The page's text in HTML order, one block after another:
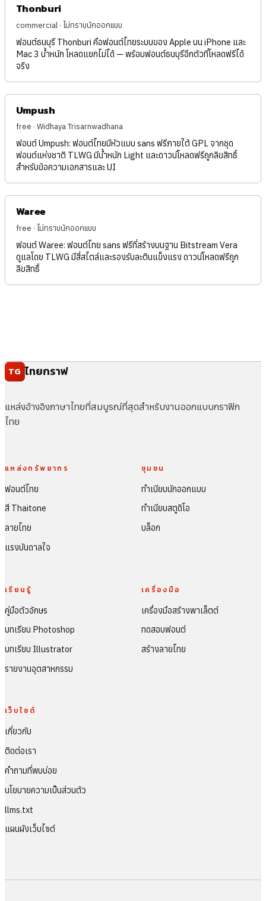
Thonburi
commercial · ไม่ทราบนักออกแบบ
ฟอนต์ธนบุรี Thonburi คือฟอนต์ไทยระบบของ Apple บน iPhone และ
Mac 3 น้ำหนัก โหลดแยกไม่ได้ — พร้อมฟอนต์ธนบุรีอีกตัวที่โหลดฟรีได้
จริง
Umpush
free · Widhaya Trisarnwadhana
ฟอนต์ Umpush: ฟอนต์ไทยมีหัวแบบ sans ฟรีภายใต้ GPL จากชุด
ฟอนต์แห่งชาติ TLWG มีน้ำหนัก Light และดาวน์โหลดฟรีถูกลิขสิทธิ์
สำหรับข้อความเอกสารและ UI
Waree
free · ไม่ทราบนักออกแบบ
ฟอนต์ Waree: ฟอนต์ไทย sans ฟรีที่สร้างบนฐาน Bitstream Vera
ดูแลโดย TLWG มีสี่สไตล์และรองรับละตินแข็งแรง ดาวน์โหลดฟรีถูก
ลิขสิทธิ์
TG ไทยกราฟ
แหล่งอ้างอิงภาษาไทยที่สมบูรณ์ที่สุดสำหรับงานออกแบบกราฟิก
ไทย
แหล่งทรัพยากร
ฟอนต์ไทย
สี Thaitone
ลายไทย
แรงบันดาลใจ
ชุมชน
ทำเนียบนักออกแบบ
ทำเนียบสตูดิโอ
บล็อก
เรียนรู้
คู่มือตัวอักษร
บทเรียน Photoshop
บทเรียน Illustrator
รายงานอุตสาหกรรม
เครื่องมือ
เครื่องมือสร้างพาเล็ตต์
ทดสอบฟอนต์
สร้างลายไทย
เว็บไซต์
เกี่ยวกับ
ติดต่อเรา
คำถามที่พบบ่อย
นโยบายความเป็นส่วนตัว
llms.txt
แผนผังเว็บไซต์